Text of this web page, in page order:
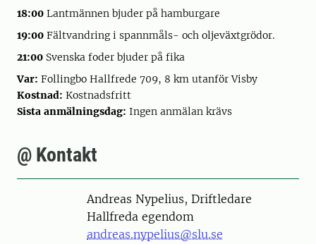
18:00 Lantmännen bjuder på hamburgare
19:00 Fältvandring i spannmåls- och oljeväxtgrödor.
21:00 Svenska foder bjuder på fika
Var: Follingbo Hallfrede 709, 8 km utanför Visby
Kostnad: Kostnadsfritt
Sista anmälningsdag: Ingen anmälan krävs
@ Kontakt
PersonAndreas Nypelius, Driftledare
Hallfreda egendom
andreas.nypelius@slu.se